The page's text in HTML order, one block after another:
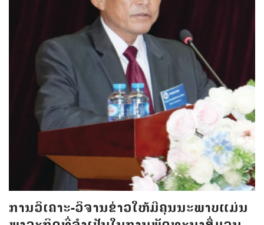
ການວິເຄາະ-ວິຈານຂ່າວໃຫ້ມີຄຸນນະພາບແມ່ນ